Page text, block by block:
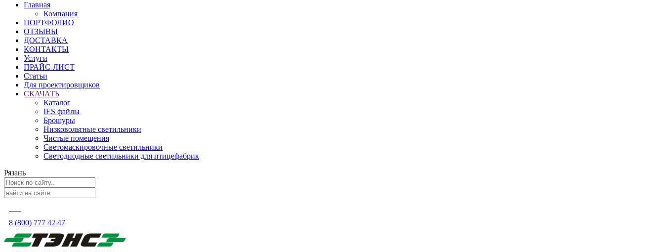
Главная
Компания
ПОРТФОЛИО
ОТЗЫВЫ
ДОСТАВКА
КОНТАКТЫ
Услуги
ПРАЙС-ЛИСТ
Статьи
Для проектировщиков
СКАЧАТЬ
Каталог
IES файлы
Брошуры
Низковольтные светильники
Чистые помещения
Светомаскировочные светильники
Светодиодные светильники для птицефабрик
Рязань
8 (800) 777 42 47